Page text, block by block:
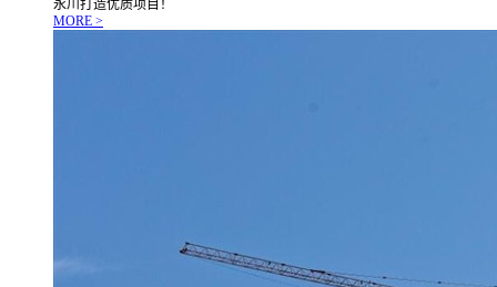
永川打造优质项目！
MORE >